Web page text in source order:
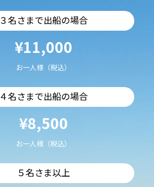
３名さまで出船の場合
¥11,000
お一人様（税込）
４名さまで出船の場合
¥8,500
お一人様（税込）
５名さま以上